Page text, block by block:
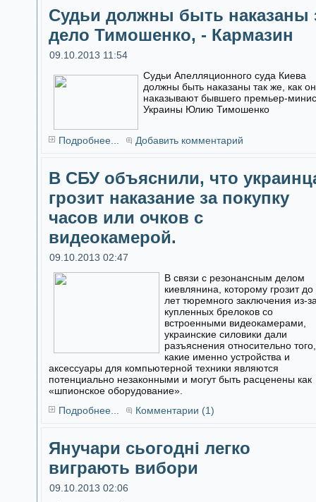
Судьи должны быть наказаны
дело Тимошенко, - Кармазин
09.10.2013 11:54
Судьи Апелляционного суда Киева
должны быть наказаны так же, как
наказывают бывшего премьер-
Украины Юлию Тимошенко
Подробнее... Добавить комментарий
В СБУ объяснили, что
грозит наказание за покупку
часов или очков с
видеокамерой.
09.10.2013 02:47
В связи с резонансным делом
киевлянина, которому грозит до
лет тюремного заключения из-
купленных брелоков со
встроенными видеокамерами,
украинские силовики дали
разъяснения относительно того,
какие именно устройства и
аксессуары для компьютерной техники являются
потенциально незаконными и могут быть расценены как
«шпионское оборудование».
Подробнее...
Комментарии (1)
Янучари сьогодні легко
виграють вибори
09.10.2013 02:06